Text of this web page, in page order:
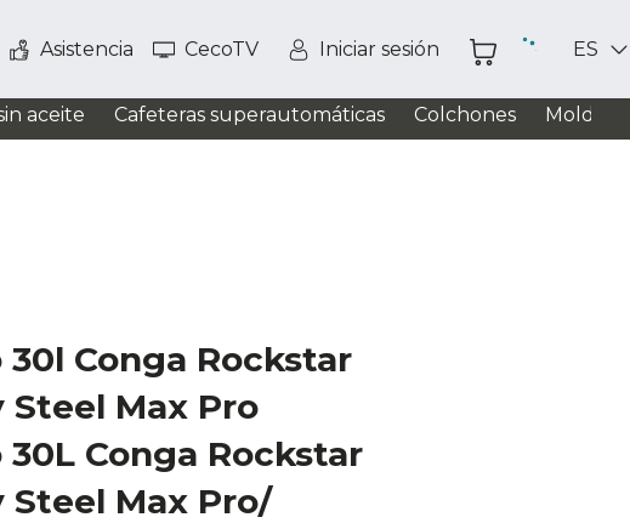
Asistencia CecoTV Iniciar sesión ES
aceite Cafeteras superautomáticas Colchones
Conga Rockstar
Max Pro
Conga Rockstar
Steel Max Pro/